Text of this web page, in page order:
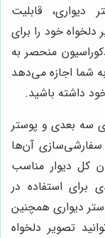
دیواری، قابلیت
خود را برای
منحصر به
شما اجازه می‌دهد
داشته باشید.
سه بعدی و پوستر
سفارشی‌سازی آن‌ها
کل دیوار مناسب
برای استفاده در
دیواری همچنین
تصویر دلخواه